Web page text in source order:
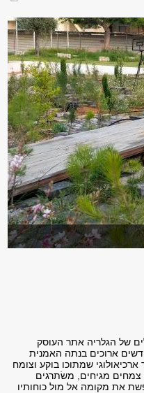
של הגלריה אתר העוסק
ארוכים בנתה האמנית
שמתוכו בוקע וצומח
מגיחים, משׂתרגים
את מקומה אל מול כוחותיו